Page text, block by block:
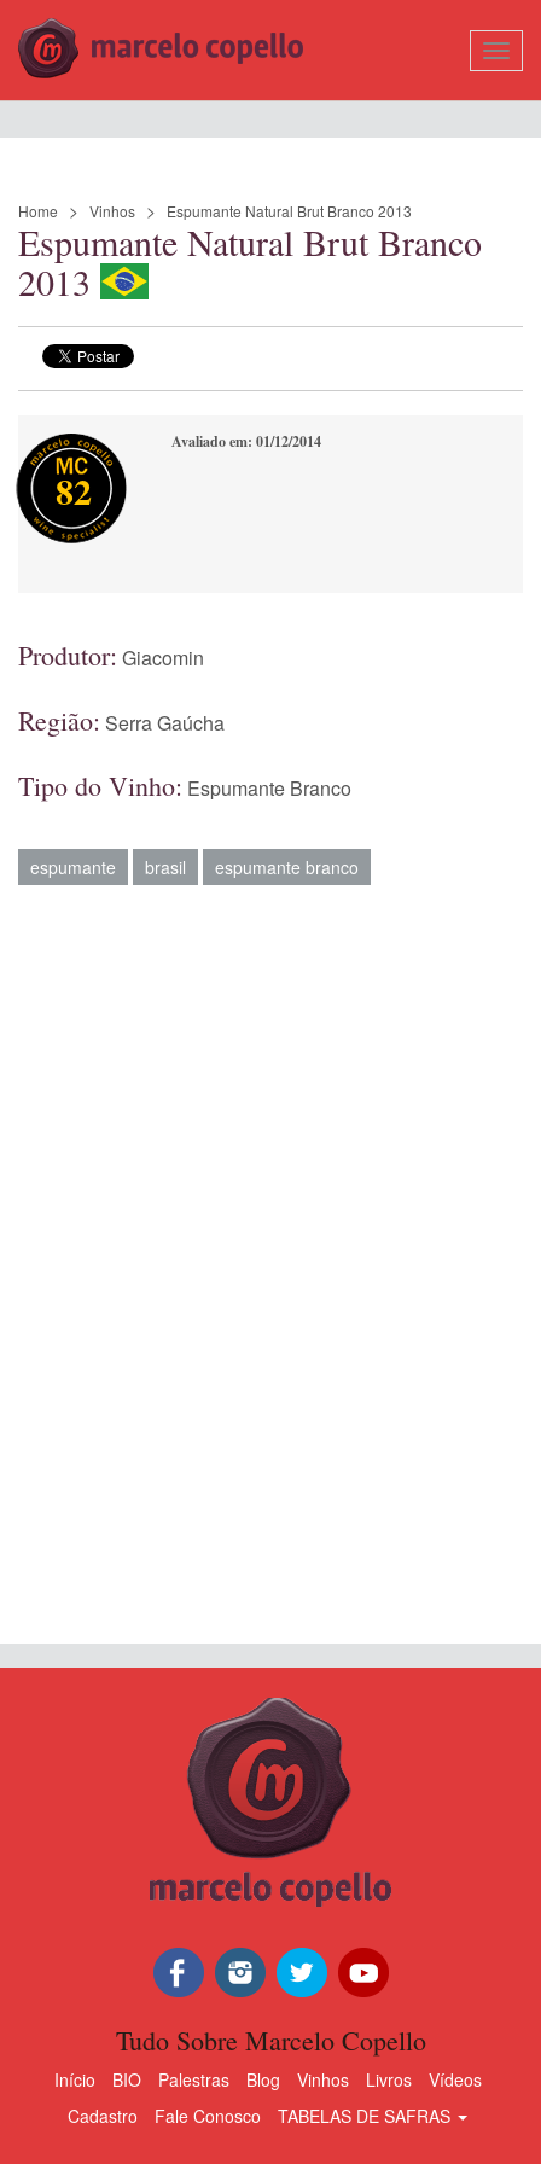
Home Vinhos Espumante Natural Brut Branco 2013
Espumante Natural Brut Branco
2013
82
Avaliado em: 01/12/2014
Produtor: Giacomin
Região: Serra Gaúcha
Tipo do Vinho: Espumante Branco
espumante brasil espumante branco
Tudo Sobre Marcelo Copello
Início BIO Palestras Blog Vinhos Livros
Vídeos
Cadastro
Fale Conosco TABELAS DE SAFRAS